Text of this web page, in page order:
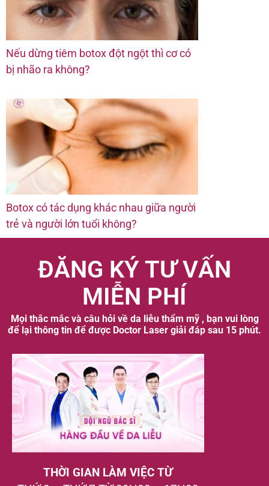
Nếu dừng tiêm botox đột ngột thì cơ có
bị nhão ra không?
Botox có tác dụng khác nhau giữa người
trẻ và người lớn tuổi không?
ĐĂNG KÝ TƯ VẤN
MIỄN PHÍ
Mọi thắc mắc và câu hỏi về da liễu thẩm mỹ , bạn vui lòng
để lại thông tin để được Doctor Laser giải đáp sau 15 phút.
THỜI GIAN LÀM VIỆC TỪ